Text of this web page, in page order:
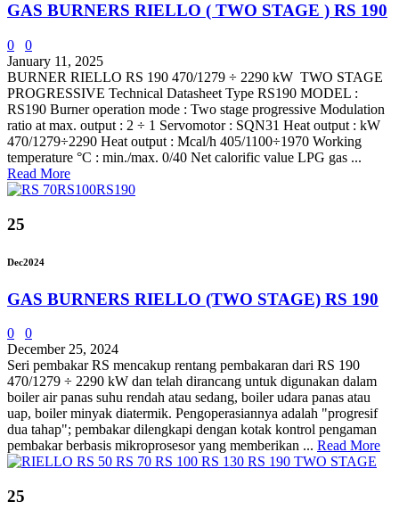
GAS BURNERS RIELLO ( TWO STAGE ) RS 190
0
0
January 11, 2025
BURNER RIELLO RS 190 470/1279 ÷ 2290 kW TWO STAGE
PROGRESSIVE Technical Datasheet Type RS190 MODEL :
RS190 Burner operation mode : Two stage progressive Modulation
ratio at max. output : 2 ÷ 1 Servomotor : SQN31 Heat output : kW
470/1279÷2290 Heat output : Mcal/h 405/1100÷1970 Working
temperature °C : min./max. 0/40 Net calorific value LPG gas ...
Read More
25
Dec2024
GAS BURNERS RIELLO (TWO STAGE) RS 190
0
0
December 25, 2024
Seri pembakar RS mencakup rentang pembakaran dari RS 190
470/1279 ÷ 2290 kW dan telah dirancang untuk digunakan dalam
boiler air panas suhu rendah atau sedang, boiler udara panas atau
uap, boiler minyak diatermik. Pengoperasiannya adalah "progresif
dua tahap"; pembakar dilengkapi dengan kotak kontrol pengaman
pembakar berbasis mikroprosesor yang memberikan ... Read More
25